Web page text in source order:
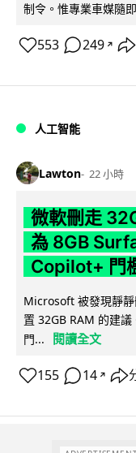
制令。惟專業車媒隨
553 249 ↗
人工智能
Lawton 22 小時
微軟刪走
為 8GB
Copilot+ 門
Microsoft 被發現靜
置 32GB RAM 的建
門...
閱讀全文
155 14 ↗